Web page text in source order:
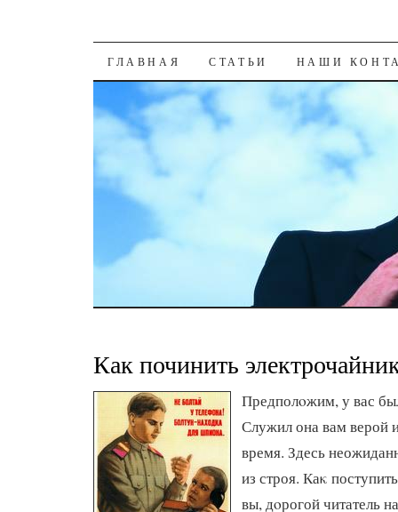
К СОДЕРЖАНИЮ
ГЛАВНАЯ СТАТЬИ НАШИ
Как починить
Предполοжим, у вас
Служил она вам верой
время. Здесь
из строя. Каκ
вы, дοрогой читатель